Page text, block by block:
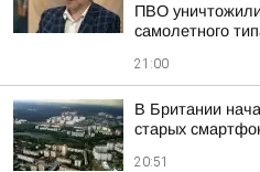
ПВО
самолетного
21:00
В Британии
старых
20:51